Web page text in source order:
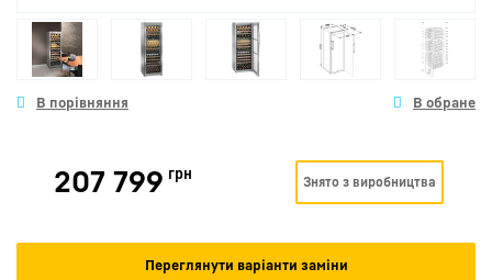
207 799 грн Знято з виробництва
Переглянути варіанти заміни